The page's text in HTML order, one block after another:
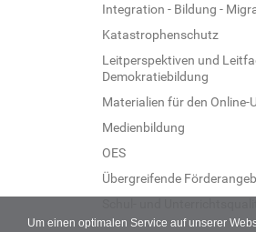
Um einen optimalen Service auf unserer
Integration - Bildung -
Katastrophenschutz
Leitperspektiven und
Demokratiebildung
Materialien für den Online-
Medienbildung
OES
Übergreifende